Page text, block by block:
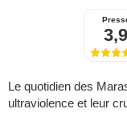
3,9
Le quotidien des
ultraviolence et leur